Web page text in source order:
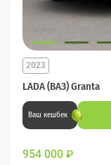
LADA (ВАЗ) Granta
2023
Ваш кешбек
954 000 ₽